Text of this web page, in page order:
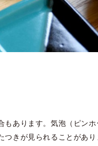
あります。気泡（ピン
きが見られることがあり